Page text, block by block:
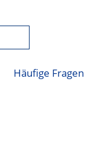
Häufige Fragen